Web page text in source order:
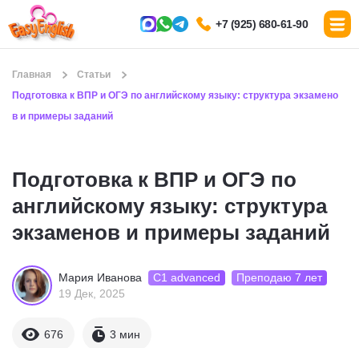
+7 (925) 680-61-90
Главная
Статьи
Подготовка к ВПР и ОГЭ по английскому языку: структура экзамено
в и примеры заданий
Подготовка к ВПР и ОГЭ по
английскому языку: структура
экзаменов и примеры заданий
Мария Иванова С1 advanced
Преподаю 7 лет
19 Дек, 2025
676 3 мин